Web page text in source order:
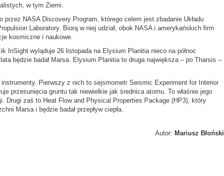
w tym Ziemi.
przez NASA Discovery Program, którego celem jest zbadanie Układu
Laboratory. Biorą w niej udział, obok NASA i amerykańskich firm
kosmiczne i naukowe.
InSight wyląduje 26 listopada na Elysium Planitia nieco na północ
będzie badał Marsa. Elysium Planitia to druga największa – po Tharsis –
instrumenty. Pierwszy z nich to sejsmometr Seismic Experiment for Interior
przesunięcia gruntu tak niewielkie jak średnica atomu. To właśnie jego
Drugi zaś to Heat Flow and Physical Properties Package (HP3), który
Marsa i będzie badał przepływ ciepła.
Autor: Mariusz Błoński